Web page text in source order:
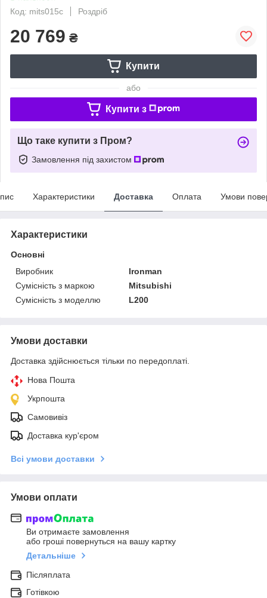
Код: mits015c
Роздріб
20 769 ₴
Купити
або
Купити з
Що таке купити з Пром?
Замовлення під захистом
Характеристики Доставка Оплата Умови
Характеристики
Основні
Виробник
Ironman
Сумісність з маркою
Mitsubishi
Сумісність з моделлю
L200
Умови доставки
Доставка здійснюється тільки по передоплаті.
Нова Пошта
Укрпошта
Самовивіз
Доставка кур'єром
Всі умови доставки
Умови оплати
Ви отримаєте замовлення
або гроші повернуться на вашу картку
Детальніше
Післяплата
Готівкою